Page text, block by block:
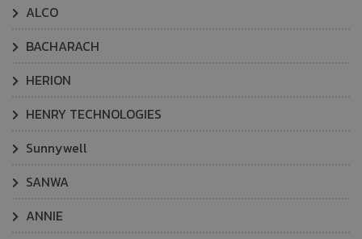
ALCO
BACHARACH
HERION
HENRY TECHNOLOGIES
Sunnywell
SANWA
ANNIE